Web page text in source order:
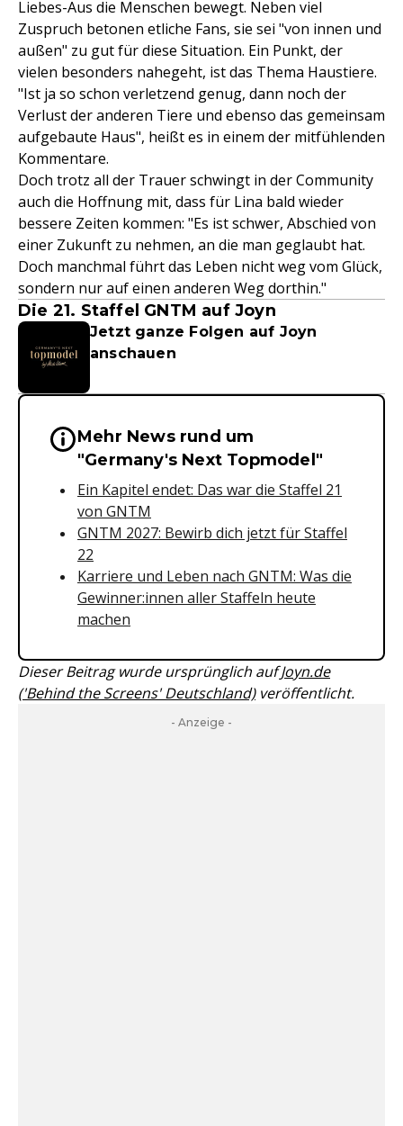
Liebes-Aus die Menschen bewegt. Neben viel
Zuspruch betonen etliche Fans, sie sei "von innen und
außen" zu gut für diese Situation. Ein Punkt, der
vielen besonders nahegeht, ist das Thema Haustiere.
"Ist ja so schon verletzend genug, dann noch der
Verlust der anderen Tiere und ebenso das gemeinsam
aufgebaute Haus", heißt es in einem der mitfühlenden
Kommentare.
Doch trotz all der Trauer schwingt in der Community
auch die Hoffnung mit, dass für Lina bald wieder
bessere Zeiten kommen: "Es ist schwer, Abschied von
einer Zukunft zu nehmen, an die man geglaubt hat.
Doch manchmal führt das Leben nicht weg vom Glück,
sondern nur auf einen anderen Weg dorthin."
Die 21. Staffel GNTM auf Joyn
Jetzt ganze Folgen auf Joyn
anschauen
Wichtige Hinweise &
Mehr News rund um
"Germany's Next Topmodel"
Ein Kapitel endet: Das war die Staffel 21
von GNTM
GNTM 2027: Bewirb dich jetzt für Staffel
22
Karriere und Leben nach GNTM: Was die
Gewinner:innen aller Staffeln heute
machen
Dieser Beitrag wurde ursprünglich aufJoyn.de
('Behind the Screens' Deutschland)veröffentlicht.
- Anzeige -